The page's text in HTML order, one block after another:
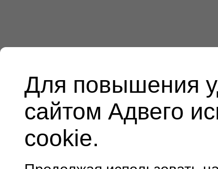
Для повышения
сайтом Адвего
cookie.